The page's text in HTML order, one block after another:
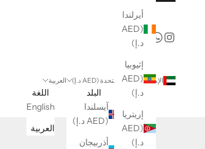
أيرلندا
(AED
د.إ)
إثيوبيا
(AED
د.إ)
إريتريا
(AED
د.إ)
الإمارات العربية المتحدة (AED د.إ)
البلد
آيسلندا
(AED د.إ)
أذربيجان
العربية
اللغة
English
العربية